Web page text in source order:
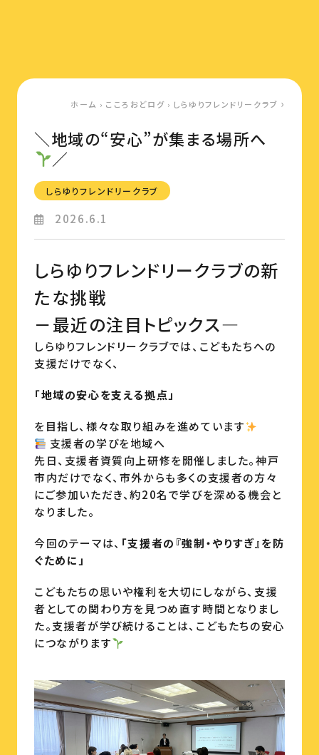
ホーム › こころおどログ › しらゆりフレンドリークラブ
＼地域の“安心”が集まる場所へ
／
しらゆりフレンドリークラブ
2026.6.1
しらゆりフレンドリークラブの新
たな挑戦
－最近の注目トピックス―
しらゆりフレンドリークラブでは、こどもたちへの
支援だけでなく、
「地域の安心を支える拠点」
を目指し、様々な取り組みを進めています
支援者の学びを地域へ
先日、支援者資質向上研修を開催しました。神戸
市内だけでなく、市外からも多くの支援者の方々
にご参加いただき、約20名で学びを深める機会と
なりました。
今回のテーマは、 「支援者の『強制・やりすぎ』を防
ぐために」
こどもたちの思いや権利を大切にしながら、支援
者としての関わり方を見つめ直す時間となりまし
た。支援者が学び続けることは、こどもたちの安心
につながります